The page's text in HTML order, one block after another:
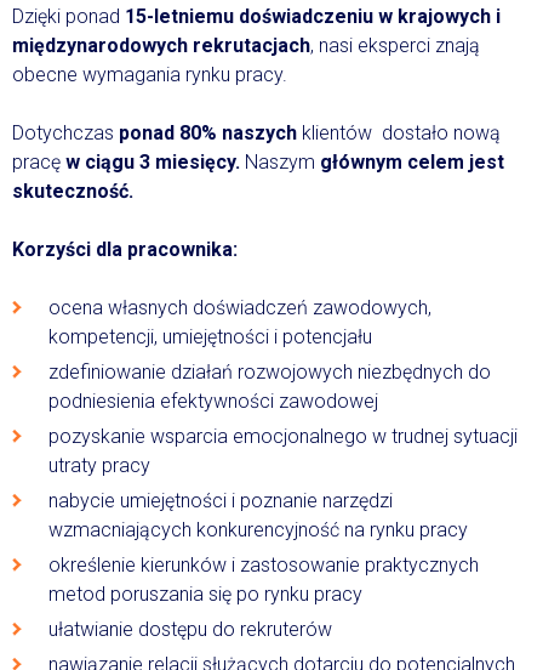
Dzięki ponad 15-letniemu doświadczeniu w krajowych i
międzynarodowych rekrutacjach, nasi eksperci znają
obecne wymagania rynku pracy.
Dotychczas ponad 80% naszych klientów dostało nową
pracę w ciągu 3 miesięcy. Naszym głównym celem jest
skuteczność.
Korzyści dla pracownika:
ocena własnych doświadczeń zawodowych,
kompetencji, umiejętności i potencjału
zdefiniowanie działań rozwojowych niezbędnych do
podniesienia efektywności zawodowej
pozyskanie wsparcia emocjonalnego w trudnej sytuacji
utraty pracy
nabycie umiejętności i poznanie narzędzi
wzmacniających konkurencyjność na rynku pracy
określenie kierunków i zastosowanie praktycznych
metod poruszania się po rynku pracy
ułatwianie dostępu do rekruterów
nawiązanie relacji służących dotarciu do potencjalnych